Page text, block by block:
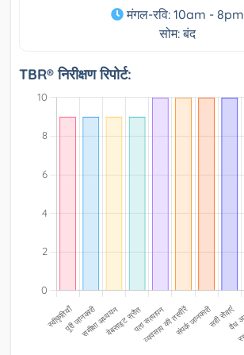
मंगल-रवि: 10am - 8pm
सोम: बंद
TBR® निरीक्षण रिपोर्ट: